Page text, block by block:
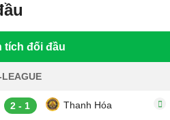
tích đối đầu
LEAGUE
2 - 1 Thanh Hóa